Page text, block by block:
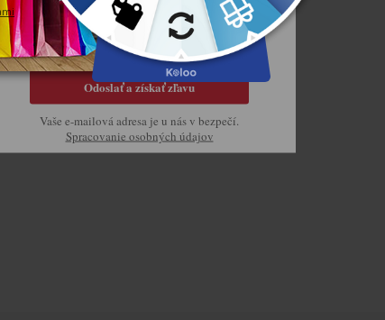
Odoslať a získať zľavu
Vaše e-mailová adresa je u nás v bezpečí.
Spracovanie osobných údajov